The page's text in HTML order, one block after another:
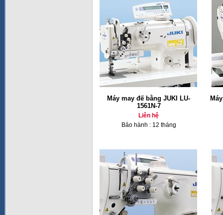
Máy may đế bằng JUKI LU-
1561N-7
Liên hệ
Bảo hành : 12 tháng